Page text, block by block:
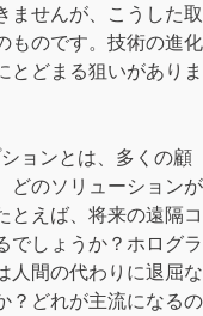
ませんが、こうした取
ものです。技術の進化
とどまる狙いがありま
ョンとは、多くの顧
どのソリューションが
とえば、将来の遠隔コ
でしょうか？ホログラ
人間の代わりに退屈な
？どれが主流になるの